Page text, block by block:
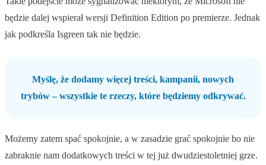
będzie dalej wspierał wersji Definition Edition po premierze. Jednak
jak podkreśla Isgreen tak nie będzie.
Myślę, że dodamy więcej treści, kampanii, nowych
trybów – wszystkie te rzeczy, które będziemy odkrywać.
Możemy zatem spać spokojnie, a w zasadzie grać spokojnie bo nie
zabraknie nam dodatkowych treści w tej już dwudziestoletniej grze.